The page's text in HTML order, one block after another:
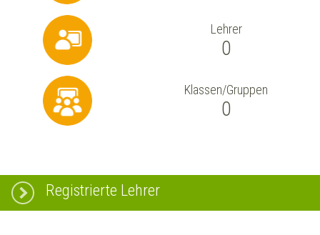
Lehrer
0
Klassen/Gruppen
0
Registrierte Lehrer